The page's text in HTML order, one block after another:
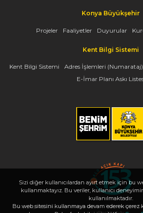
Konya Büyükşehir
Projeler Faaliyetler Duyurular
Kent Bilgi Sistemi
Kent Bilgi Sistemi Adres İşlemleri (Numarataj)
E-İmar Planı Askı
Copyright 2026, www.konya.bel.tr - Tüm Hakları
Sizi diğer kullanıcılardan ayırt etmek için bu
kullanmaktayız. Bu veriler, kullanıcı
kullanılmaktadır.
Bu web sitesini kullanmaya devam ederek çerez